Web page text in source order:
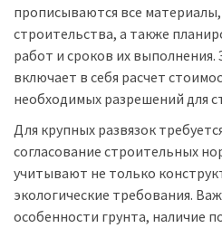
прописываются все
строительства, а также
работ и сроков их выполнения.
включает в себя расчет
необходимых разрешений для
Для крупных развязок
согласование строительных
учитывают не только
экологические требования.
особенности грунта, наличие